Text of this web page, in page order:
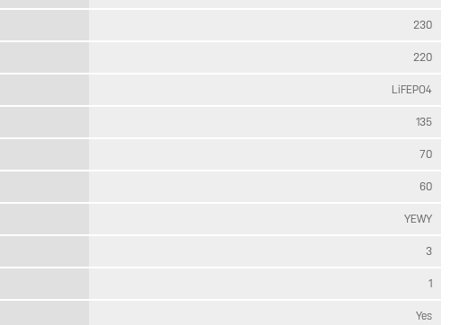
230
220
LiFEPO4
135
70
60
YEWY
3
1
Yes